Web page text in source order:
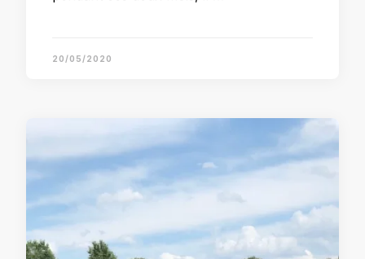
20/05/2020